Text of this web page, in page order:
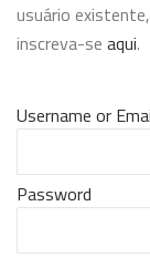
usuário
inscreva-se aqui.
Username or
Password